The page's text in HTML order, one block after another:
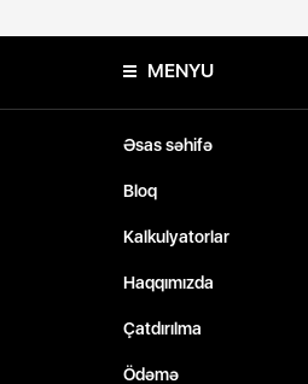
MENYU
Əsas səhifə
Bloq
Kalkulyatorlar
Haqqımızda
Çatdırılma
Ödəmə